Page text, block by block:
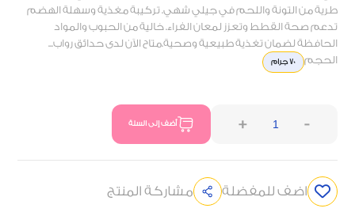
طرية من التونة واللحم في جيلي شهي. تركيبة مغذية وسهلة الهضم
تدعم صحة القطط وتعزز لمعان الفراء. خالية من الحبوب والمواد
الحافظة لضمان تغذية طبيعية وصحية.متاح الآن لدى حدائق رواب...
الحجم
70 جرام
-
+ أضف إلى السلة
اضف للمفضلة مشاركة المنتج